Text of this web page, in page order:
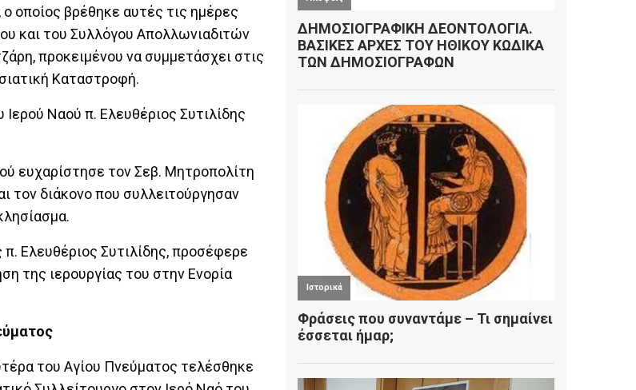
οποίος βρέθηκε αυτές τις ημέρες
και του Συλλόγου Απολλωνιαδιτών
προκειμένου να συμμετάσχει στις
Καταστροφή.
Ναού π. Ελευθέριος Συτιλίδης
ευχαρίστησε τον Σεβ. Μητροπολίτη
τον διάκονο που συλλειτούργησαν
Ελευθέριος Συτιλίδης, προσέφερε
της ιερουργίας του στην Ενορία
του Αγίου Πνεύματος τελέσθηκε